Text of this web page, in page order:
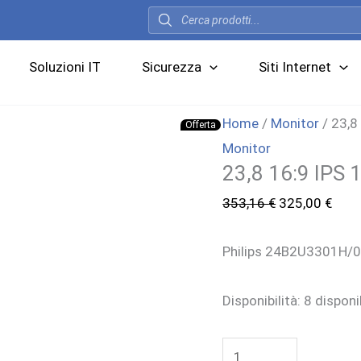
Products
search
Soluzioni IT Sicurezza Siti Internet
Offerta Home / Monitor / 23,8
Monitor
23,8 16:9 IPS
353,16€ Il
originale
353,16 €.
325,00 €Il
Philips 24B2U3301H/
Disponibilità: 8
23,8